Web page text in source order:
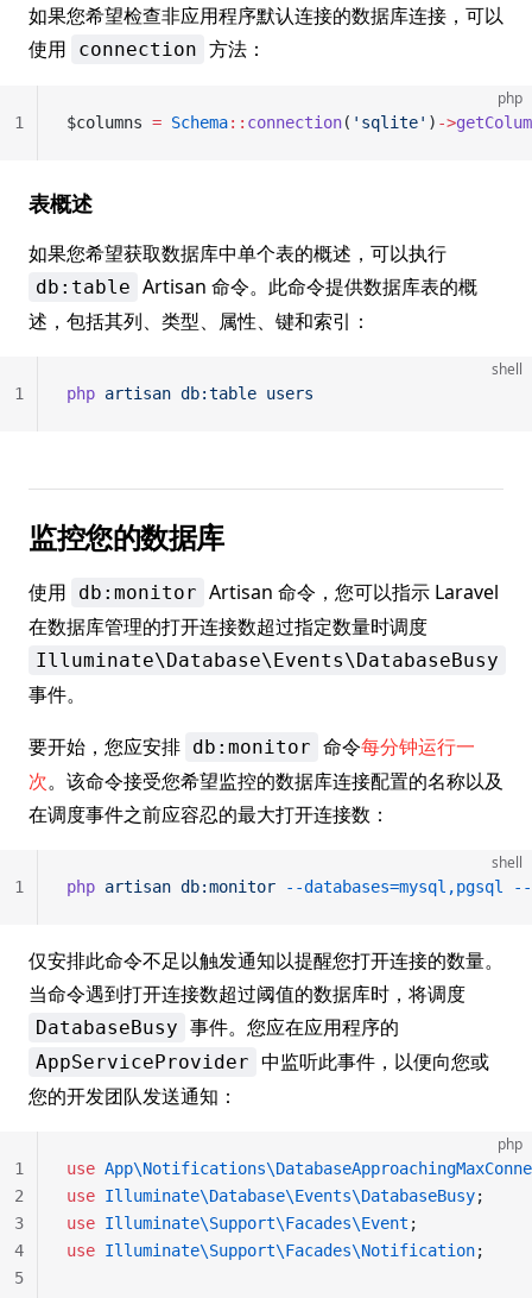
如果您希望检查非应用程序默认连接的数据库连接，可以
使用
connection 方法：
php
$columns = Schema:: connection( 'sqlite' ) ->
1
表概述
如果您希望获取数据库中单个表的概述，可以执行
db:table Artisan 命令。此命令提供数据库表的概
述，包括其列、类型、属性、键和索引：
shell
php artisan db:table users
1
监控您的数据库
使用 db:monitor Artisan 命令，您可以指示 Laravel
在数据库管理的打开连接数超过指定数量时调度
Illuminate\Database\Events\DatabaseBusy
事件。
要开始，您应安排 db:monitor 命令每分钟运行一
次。该命令接受您希望监控的数据库连接配置的名称以及
在调度事件之前应容忍的最大打开连接数：
shell
php artisan db:monitor --databases=mysql,pgsql --
1
仅安排此命令不足以触发通知以提醒您打开连接的数量。
当命令遇到打开连接数超过阈值的数据库时，将调度
DatabaseBusy 事件。您应在应用程序的
AppServiceProvider 中监听此事件，以便向您或
您的开发团队发送通知：
php
use
use Illuminate\Database\Events\DatabaseBusy;
use Illuminate\Support\Facades\Event ;
use Illuminate\Support\Facades\Notification;
1
2
3
4
5